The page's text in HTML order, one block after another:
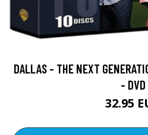
DALLAS - THE NEXT
- DVD
32.95